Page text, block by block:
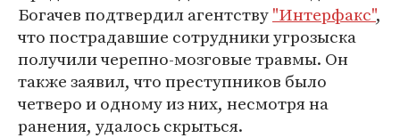
Богачев подтвердил агентству"Интерфакс",
что пострадавшие сотрудники угрозыска
получили черепно-мозговые травмы. Он
также заявил, что преступников было
четверо и одному из них, несмотря на
ранения, удалось скрыться.